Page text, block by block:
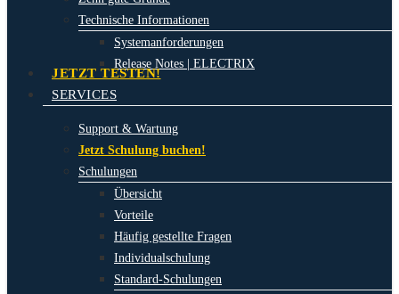
Technische Informationen
Systemanforderungen
Release Notes | ELECTRIX
JETZT TESTEN!
SERVICES
Support & Wartung
Jetzt Schulung buchen!
Schulungen
Übersicht
Vorteile
Häufig gestellte Fragen
Individualschulung
Standard-Schulungen